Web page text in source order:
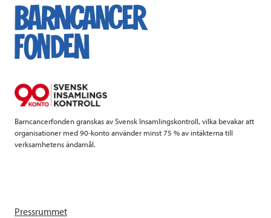
e
b
k
t
t
k
e
Barncancerfonden granskas av Svensk Insamlingskontroll, vilka bevakar att
organisationer med 90-konto använder minst 75 % av intäkterna till
verksamhetens ändamål.
Pressrummet